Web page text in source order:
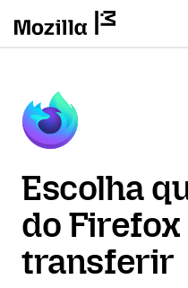
Escolha
do
transferir